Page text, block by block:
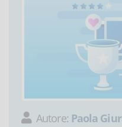
Autore: Paola